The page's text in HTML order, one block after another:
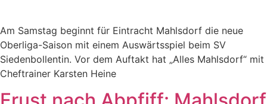
Am Samstag beginnt für Eintracht Mahlsdorf die neue
Oberliga-Saison mit einem Auswärtsspiel beim SV
Siedenbollentin. Vor dem Auftakt hat „Alles Mahlsdorf“ mit
Cheftrainer Karsten Heine